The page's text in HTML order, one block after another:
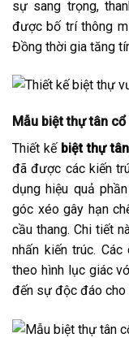
sự sang trọng,
được bố trí thông
Đồng thời gia tăng
Mẫu biệt thự tân
Thiết kế biệt thự
đã được các kiến
dụng hiệu quả
góc xéo gây hạn
cầu thang. Chi tiết
nhấn kiến trúc.
theo hình lục giác
đến sự độc đáo cho